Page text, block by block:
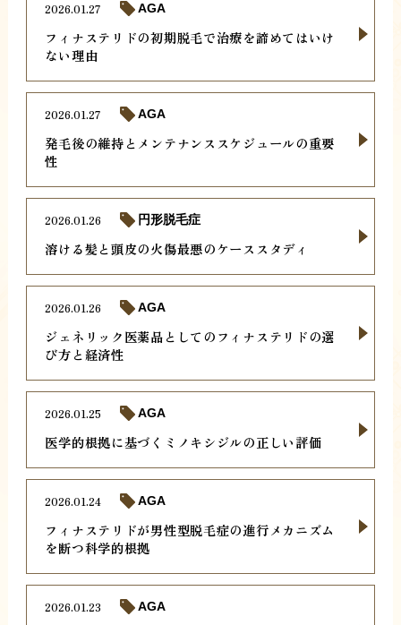
フィナステリドの初期脱毛で治療を諦めてはいけ
ない理由
2026.01.27 AGA
発毛後の維持とメンテナンススケジュールの重要
性
2026.01.27 AGA
溶ける髪と頭皮の火傷最悪のケーススタディ
2026.01.26 円形脱毛症
ジェネリック医薬品としてのフィナステリドの選
び方と経済性
2026.01.26 AGA
医学的根拠に基づくミノキシジルの正しい評価
2026.01.25 AGA
フィナステリドが男性型脱毛症の進行メカニズム
を断つ科学的根拠
2026.01.24 AGA
2026.01.23 AGA